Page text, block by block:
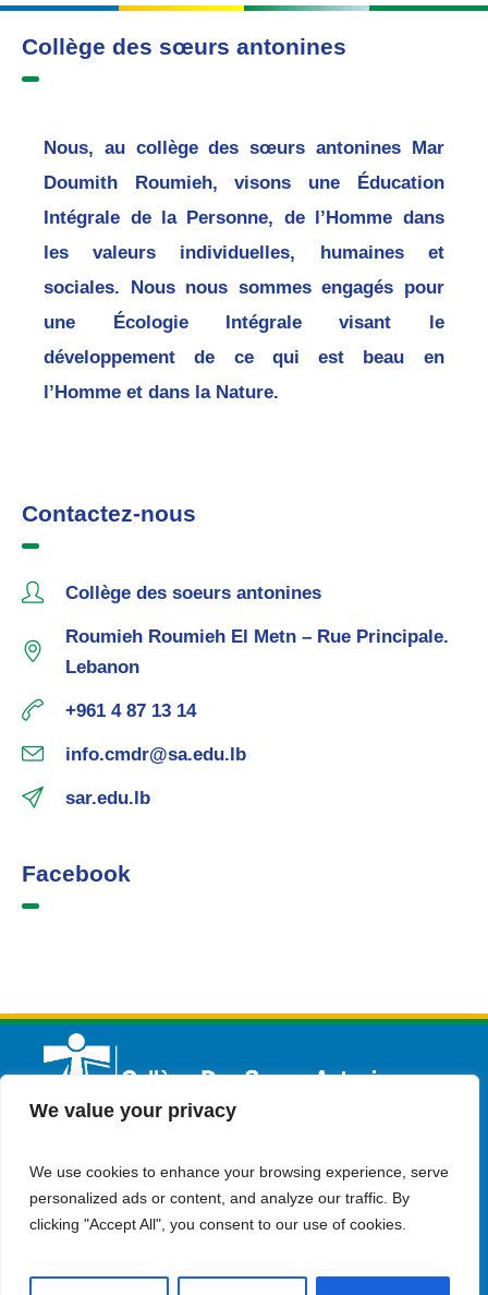
We value your privacy
We use cookies to enhance your browsing experience, serve
personalized ads or content, and analyze our traffic. By
clicking "Accept All", you consent to our use of cookies.
Collège des sœurs antonines
Nous, au collège des sœurs antonines Mar
Doumith Roumieh, visons une Éducation
Intégrale de la Personne, de l’Homme dans
les valeurs individuelles, humaines et
sociales. Nous nous sommes engagés pour
une Écologie Intégrale visant le
développement de ce qui est beau en
l’Homme et dans la Nature.
Contactez-nous
Collège des soeurs antonines
Roumieh Roumieh El Metn – Rue Principale.
Lebanon
+961 4 87 13 14
info.cmdr@sa.edu.lb
sar.edu.lb
Facebook
Français Admission Contactez-nous